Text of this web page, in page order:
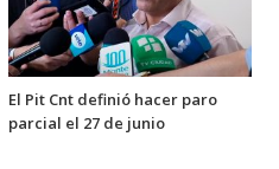
El Pit Cnt definió hacer paro
parcial el 27 de junio